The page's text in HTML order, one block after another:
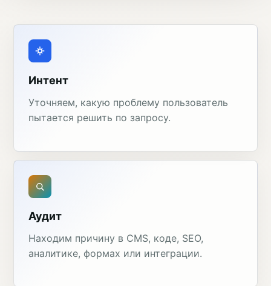
Интент
Уточняем, какую проблему пользователь
пытается решить по запросу.
Аудит
Находим причину в CMS, коде, SEO,
аналитике, формах или интеграции.